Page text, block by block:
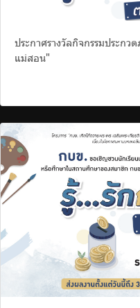
ประกาศรางวัลกิจกรรมประก
แม่สอน"